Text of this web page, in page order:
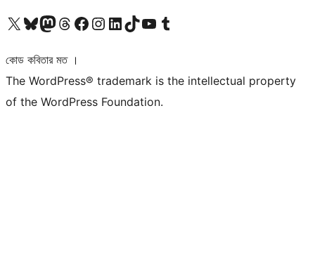
আমাদের X (আগের টুইটার) অ্যাকাউন্টে যানআমাদের Bluesky অ্যাকাউন্টটি দেখুনআমাদের মাস্টোডন অ্যাকাউন্টটি দেখুনআমাদের থ্রেডস অ্যাকাউন্টটি দেখুনআমাদের ফেসবুক পেজ দেখুনআমাদের ইন্সটাগ্রাম অ্যাকাউন্ট দেখুনআমাদের লিঙ্কডইন অ্যাকাউন্টে যানআমাদের TikTok অ্যাকাউন্টটি দেখুনআমাদের ইউটিউব চ্যানেলে যান আমাদের টাম্বলার অ্যাকাউন্ট দেখুন
কোড কবিতার মত ।
The WordPress® trademark is the intellectual property
of the WordPress Foundation.